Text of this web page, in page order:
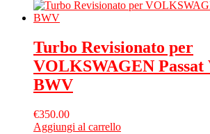
Turbo Revisionato per
VOLKSWAGEN Passat
BWV
€350.00
Aggiungi al carrello